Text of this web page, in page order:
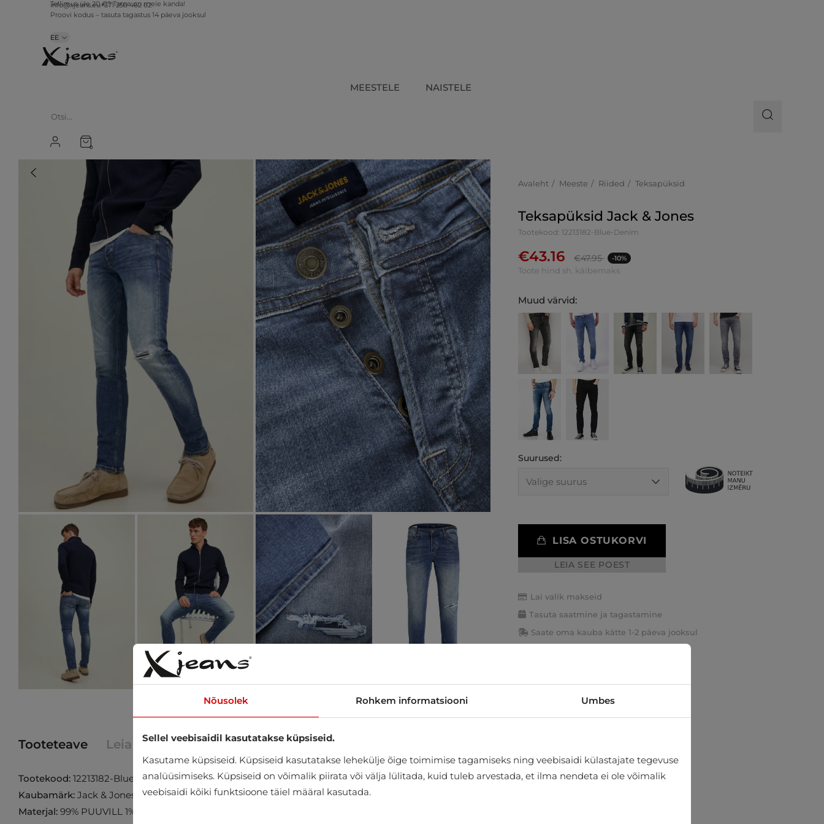
info@xjeans.eu+371 256 462 62
Tellimus üle 20 €? Tarne on meie kanda!
EE
MEESTELE NAISTELE
0
Avaleht Meeste Riided Teksapüksid
Teksapüksid Jack & Jones
Tootekood: 12213182-Blue-Denim
€43.16 €47.95 -10%
Toote hind sh. käibemaks
Muud värvid:
Suurused:
LISA OSTUKORVI
LEIA SEE POEST
Lai valik makseid
Tasuta saatmine ja tagastamine
Saate oma kauba kätte 1-2 päeva jooksul
Tooteteave Leia toode poest
Tootekood: 12213182-Blue-Denim
Kaubamärk: Jack & Jones
Materjal: 99% PUUVILL 1% ELASTAAN
Nõusolek Rohkem informatsiooni Umbes
Sellel veebisaidil kasutatakse küpsiseid.
Kasutame küpsiseid. Küpsiseid kasutatakse lehekülje õige toimimise tagamiseks ning veebisaidi külastajate tegevuse
analüüsimiseks. Küpsiseid on võimalik piirata või välja lülitada, kuid tuleb arvestada, et ilma nendeta ei ole võimalik
veebisaidi kõiki funktsioone täiel määral kasutada.